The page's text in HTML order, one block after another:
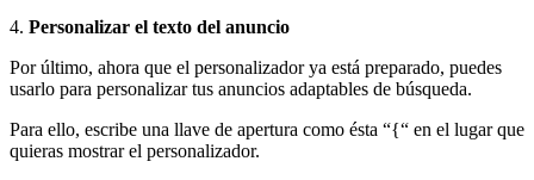
4. Personalizar el texto del anuncio
Por último, ahora que el personalizador ya está preparado, puedes
usarlo para personalizar tus anuncios adaptables de búsqueda.
Para ello, escribe una llave de apertura como ésta “{“ en el lugar que
quieras mostrar el personalizador.